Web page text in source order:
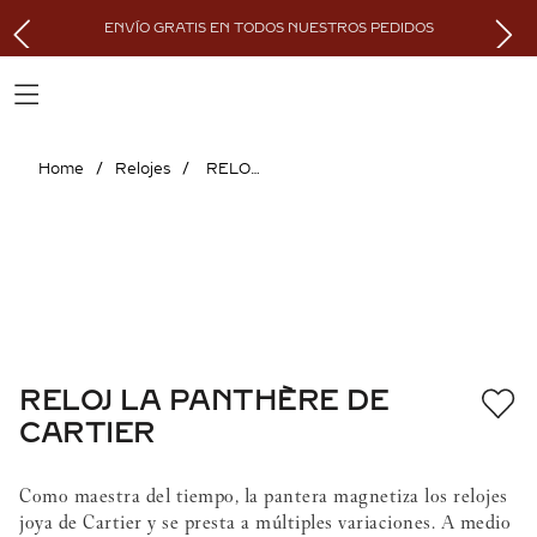
ENVÍO GRATIS EN TODOS NUESTROS PEDIDOS
Relojes RELOJ LA PANTHÈRE DE CARTIER
RELOJ LA PANTHÈRE DE
CARTIER
Como maestra del tiempo, la pantera magnetiza los relojes
joya de Cartier y se presta a múltiples variaciones. A medio